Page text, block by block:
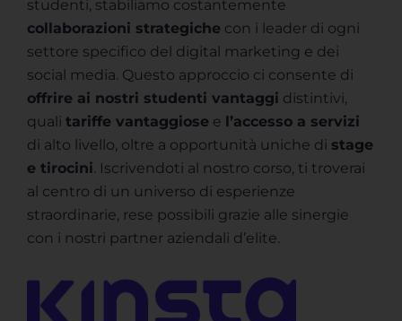
studenti, stabiliamo costantemente
collaborazioni strategiche con i leader di ogni
settore specifico del digital marketing e dei
social media. Questo approccio ci consente di
offrire ai nostri studenti vantaggi distintivi,
quali tariffe vantaggiose e l’accesso a servizi
di alto livello, oltre a opportunità uniche di stage
e tirocini. Iscrivendoti al nostro corso, ti troverai
al centro di un universo di esperienze
straordinarie, rese possibili grazie alle sinergie
con i nostri partner aziendali d’elite.